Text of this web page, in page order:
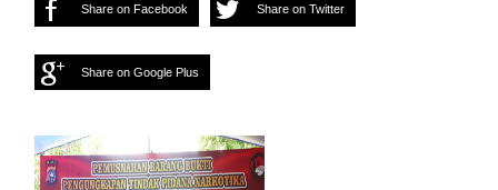
Share on Facebook Share on Twitter
Share on Google Plus